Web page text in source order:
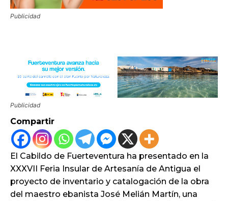
Publicidad
Publicidad
Compartir
El Cabildo de Fuerteventura ha presentado en la
XXXVII Feria Insular de Artesanía de Antigua el
proyecto de inventario y catalogación de la obra
del maestro ebanista José Melián Martín, una